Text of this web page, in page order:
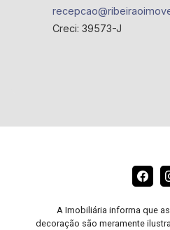
Creci: 39573-J
A Imobiliária informa que
decoração são meramente